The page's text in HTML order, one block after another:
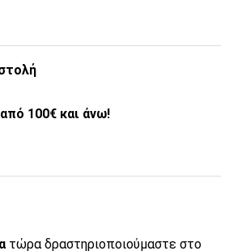
100€ και άνω!
τώρα δραστηριοποιούμαστε στο